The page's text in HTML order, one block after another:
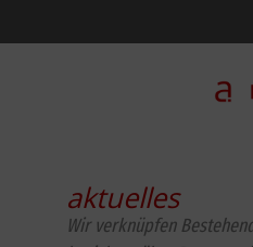
aktuelles
Wir verknüpfen